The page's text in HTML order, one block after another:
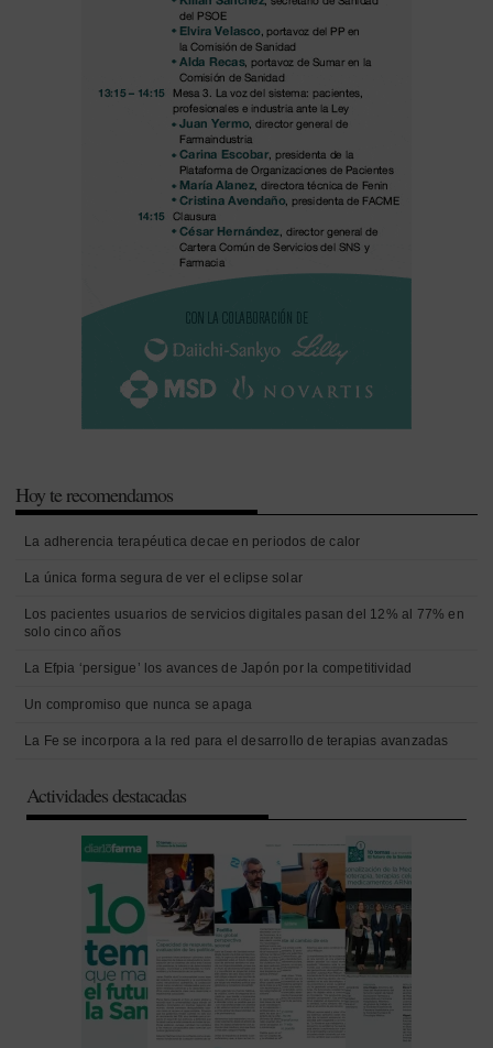
Hoy te recomendamos
La adherencia terapéutica decae en periodos de calor
La única forma segura de ver el eclipse solar
Los pacientes usuarios de servicios digitales pasan del 12% al 77% en
solo cinco años
La Efpia ‘persigue’ los avances de Japón por la competitividad
Un compromiso que nunca se apaga
La Fe se incorpora a la red para el desarrollo de terapias avanzadas
Actividades destacadas